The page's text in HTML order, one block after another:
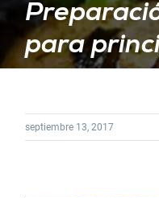
para
septiembre 13, 2017